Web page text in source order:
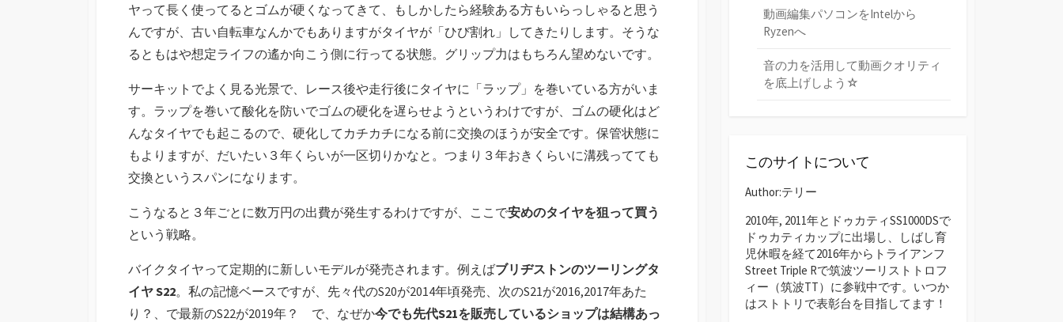
ヤって長く使ってるとゴムが硬くなってきて、もしかしたら経験ある方もいらっしゃると思う
んですが、古い自転車なんかでもありますがタイヤが「ひび割れ」してきたりします。そうな
るともはや想定ライフの遙か向こう側に行ってる状態。グリップ力はもちろん望めないです。
サーキットでよく見る光景で、レース後や走行後にタイヤに「ラップ」を巻いている方がいま
す。ラップを巻いて酸化を防いでゴムの硬化を遅らせようというわけですが、ゴムの硬化はど
んなタイヤでも起こるので、硬化してカチカチになる前に交換のほうが安全です。保管状態に
もよりますが、だいたい３年くらいが一区切りかなと。つまり３年おきくらいに溝残ってても
交換というスパンになります。
こうなると３年ごとに数万円の出費が発生するわけですが、ここで安めのタイヤを狙って買う
という戦略。
バイクタイヤって定期的に新しいモデルが発売されます。例えばブリヂストンのツーリングタ
イヤ S22。私の記憶ベースですが、先々代のS20が2014年頃発売、次のS21が2016,2017年あた
り？、で最新のS22が2019年？ で、なぜか今でも先代S21を販売しているショップは結構あっ
動画編集パソコンをIntelから
Ryzenへ
音の力を活用して動画クオリティ
を底上げしよう☆
このサイトについて
Author:テリー
2010年, 2011年とドゥカティSS1000DSで
ドゥカティカップに出場し、しばし育
児休暇を経て2016年からトライアンフ
Street Triple Rで筑波ツーリストトロフ
ィー（筑波TT）に参戦中です。いつか
はストトリで表彰台を目指してます！